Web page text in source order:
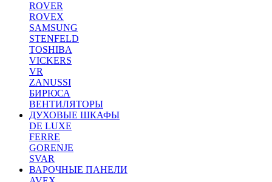
ROVER
ROVEX
SAMSUNG
STENFELD
TOSHIBA
VICKERS
VR
ZANUSSI
БИРЮСА
ВЕНТИЛЯТОРЫ
ДУХОВЫЕ ШКАФЫ
DE LUXE
FERRE
GORENJE
SVAR
ВАРОЧНЫЕ ПАНЕЛИ